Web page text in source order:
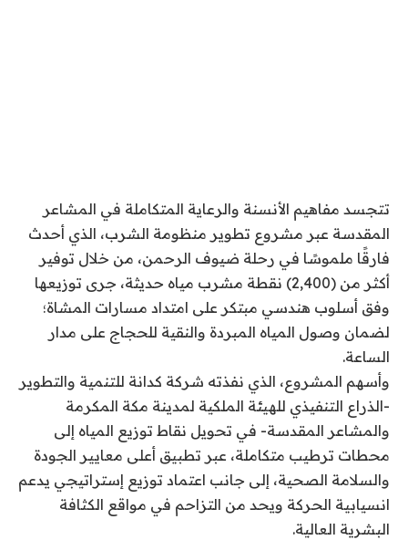
تتجسد مفاهيم الأنسنة والرعاية المتكاملة في المشاعر
المقدسة عبر مشروع تطوير منظومة الشرب، الذي أحدث
فارقًا ملموسًا في رحلة ضيوف الرحمن، من خلال توفير
أكثر من (2,400) نقطة مشرب مياه حديثة، جرى توزيعها
وفق أسلوب هندسي مبتكر على امتداد مسارات المشاة؛
لضمان وصول المياه المبردة والنقية للحجاج على مدار
الساعة.
وأسهم المشروع، الذي نفذته شركة كدانة للتنمية والتطوير
-الذراع التنفيذي للهيئة الملكية لمدينة مكة المكرمة
والمشاعر المقدسة- في تحويل نقاط توزيع المياه إلى
محطات ترطيب متكاملة، عبر تطبيق أعلى معايير الجودة
والسلامة الصحية، إلى جانب اعتماد توزيع إستراتيجي يدعم
انسيابية الحركة ويحد من التزاحم في مواقع الكثافة
البشرية العالية.